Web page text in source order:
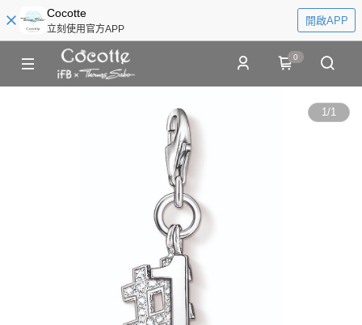
Cocotte
立刻使用官方APP
開啟APP
0
1/1